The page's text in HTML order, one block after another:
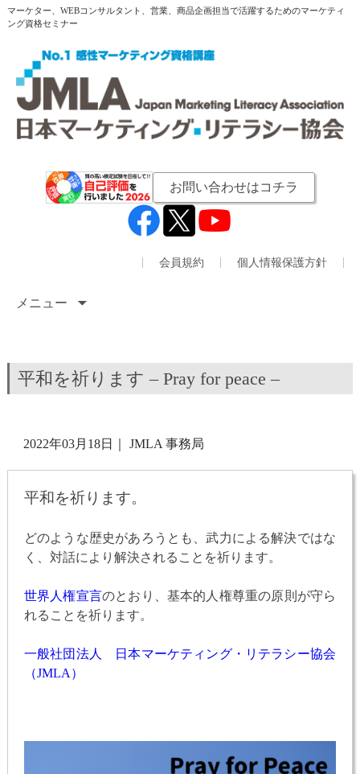
マーケター、WEBコンサルタント、営業、商品企画担当で活躍するためのマーケティ
ング資格セミナー
お問い合わせはコチラ
会員規約 個人情報保護方針
メニュー
平和を祈ります – Pray for peace –
2022年03月18日 JMLA 事務局
平和を祈ります。
どのような歴史があろうとも、武力による解決ではな
く、対話により解決されることを祈ります。
世界人権宣言のとおり、基本的人権尊重の原則が守ら
れることを祈ります。
一般社団法人 日本マーケティング・リテラシー協会
（JMLA）